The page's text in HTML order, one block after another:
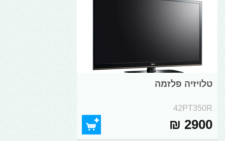
טלויזיה פלזמה
42PT350R
2900 ₪